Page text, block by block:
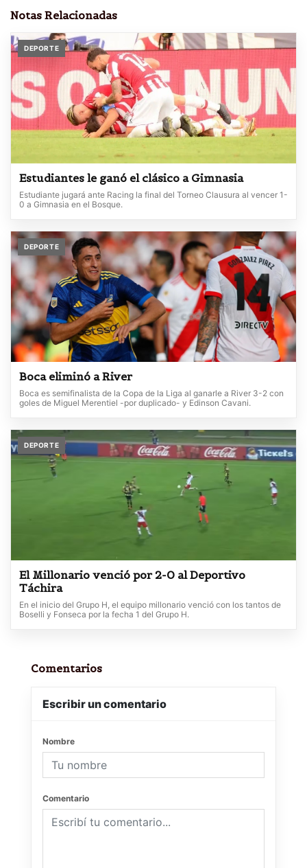
Notas Relacionadas
DEPORTE
Estudiantes le ganó el clásico a Gimnasia
Estudiante jugará ante Racing la final del Torneo Clausura al vencer 1-
0 a Gimnasia en el Bosque.
DEPORTE
Boca eliminó a River
Boca es semifinalista de la Copa de la Liga al ganarle a River 3-2 con
goles de Miguel Merentiel -por duplicado- y Edinson Cavani.
DEPORTE
El Millonario venció por 2-0 al Deportivo
Táchira
En el inicio del Grupo H, el equipo millonario venció con los tantos de
Boselli y Fonseca por la fecha 1 del Grupo H.
Comentarios
Escribir un comentario
Nombre
Comentario